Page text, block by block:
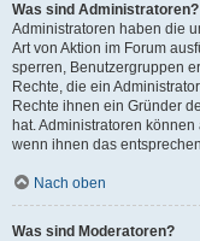
Was sind Administratoren?
Administratoren haben die
Art von Aktion im Forum
sperren, Benutzergruppen
Rechte, die ein
Rechte ihnen ein Gründer
hat. Administratoren
wenn ihnen das
Nach oben
Was sind Moderatoren?